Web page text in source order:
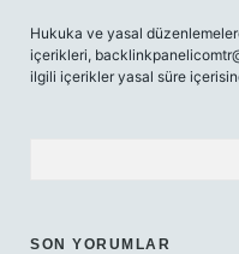
Hukuka ve yasal
içerikleri,
ilgili içerikler yasal süre
SON YORUMLAR